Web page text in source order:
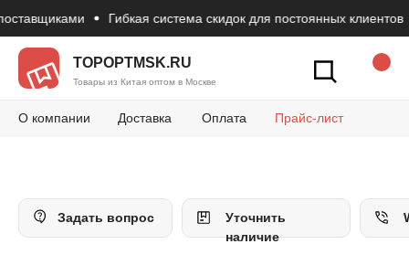
Гибкая система скидок для постоянных клиентов
TOPOPTMSK.RU
Товары из Китая оптом в Москве
О компании Доставка Оплата
Как сделать
Прайс-лист
Уточнить
наличие
Задать вопрос